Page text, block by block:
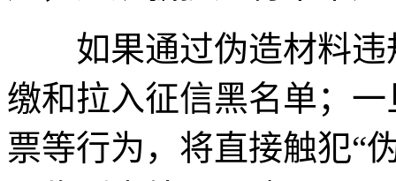
如果通过伪造材料违
缴和拉入征信黑名单；
票等行为，将直接触犯“